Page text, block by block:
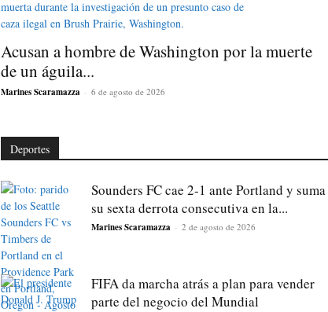
Acusan a hombre de Washington por la muerte
de un águila...
Marines Scaramazza - 6 de agosto de 2026
Deportes
Sounders FC cae 2-1 ante Portland y suma
su sexta derrota consecutiva en la...
Marines Scaramazza - 2 de agosto de 2026
FIFA da marcha atrás a plan para vender
parte del negocio del Mundial